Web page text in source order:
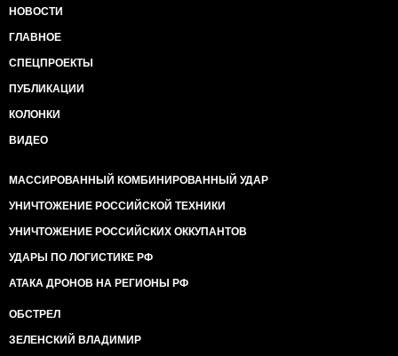
НОВОСТИ
ГЛАВНОЕ
СПЕЦПРОЕКТЫ
ПУБЛИКАЦИИ
КОЛОНКИ
ВИДЕО
МАССИРОВАННЫЙ КОМБИНИРОВАННЫЙ УДАР
УНИЧТОЖЕНИЕ РОССИЙСКОЙ ТЕХНИКИ
УНИЧТОЖЕНИЕ РОССИЙСКИХ ОККУПАНТОВ
УДАРЫ ПО ЛОГИСТИКЕ РФ
АТАКА ДРОНОВ НА РЕГИОНЫ РФ
ОБСТРЕЛ
ЗЕЛЕНСКИЙ ВЛАДИМИР